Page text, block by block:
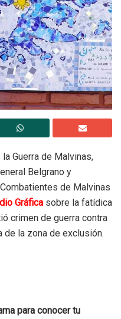
Guerra de Malvinas,
Belgrano y
de Malvinas
Gráfica sobre la fatídica
crimen de guerra contra
de la zona de exclusión.
para conocer tu